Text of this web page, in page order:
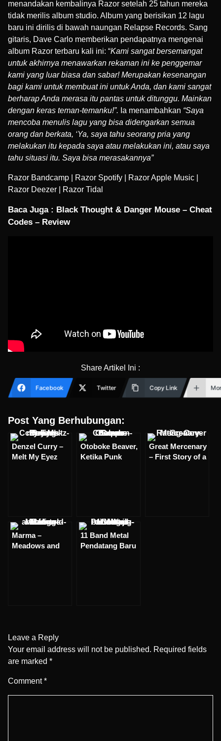
menandakan kembalinya Razor setelah 25 tahun mereka
tidak merilis album studio. Album yang berisikan 12 lagu
baru ini dirilis di bawah naungan Relapse Records. Sang
gitaris, Dave Carlo memberikan pendapatnya mengenai
album Razor terbaru kali ini: “Kami sangat bersemangat
untuk akhirnya menawarkan rekaman ini ke penggemar
kami yang luar biasa dan sabar! Merupakan kesenangan
bagi kami untuk membuat ini untuk Anda, dan kami sangat
berharap Anda merasa itu pantas untuk ditunggu. Mainkan
dengan keras teman-temanku!”. Ia menambahkan “Saya
mencoba menulis lagu yang bisa didengarkan semua
orang dan berkata, ‘Ya, saya tahu seorang pria yang
melakukan itu kepada saya atau melakukan ini, atau saya
tahu situasi itu. Saya bisa merasakannya”
Razor Bandcamp Razor Spotify Razor Apple Music
Razor Deezer
Razor Tidal
Baca Juga : Black Thought & Danger Mouse – Cheat
Codes – Review
Share Artikel Ini :
Facebook Twitter Copy Link
Post Yang Berhubungan:
Denzel Curry –
Melt My Eyez
Otoboke Beaver,
Ketika Punk
Great Mercenary
– First Story of a
Marma –
Meadows and
11 Band Metal
Pendatang Baru
Leave a Reply
Your email address will not be published. Required fields
are marked *
Comment*